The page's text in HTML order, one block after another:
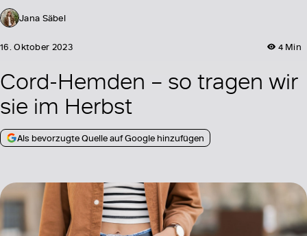
Jana Säbel
4 Min
16. Oktober 2023
Cord-Hemden – so tragen wir
sie im Herbst
Als bevorzugte Quelle auf Google hinzufügen